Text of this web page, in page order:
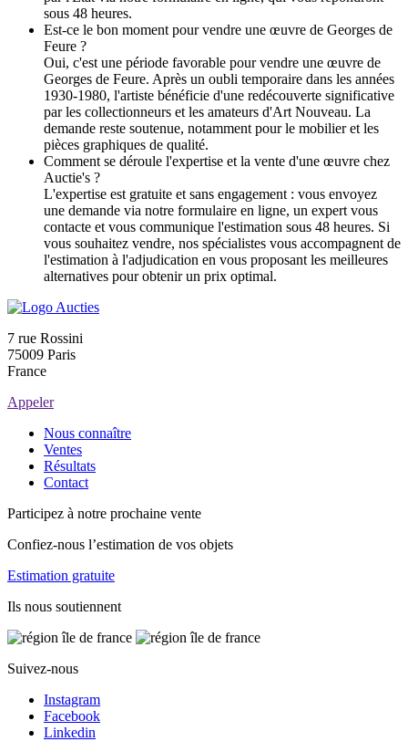
sous 48 heures.
Est-ce le bon moment pour vendre une œuvre de Georges de
Feure ?
Oui, c'est une période favorable pour vendre une œuvre de
Georges de Feure. Après un oubli temporaire dans les années
1930-1980, l'artiste bénéficie d'une redécouverte significative
par les collectionneurs et les amateurs d'Art Nouveau. La
demande reste soutenue, notamment pour le mobilier et les
pièces graphiques de qualité.
Comment se déroule l'expertise et la vente d'une œuvre chez
Auctie's ?
L'expertise est gratuite et sans engagement : vous envoyez
une demande via notre formulaire en ligne, un expert vous
contacte et vous communique l'estimation sous 48 heures. Si
vous souhaitez vendre, nos spécialistes vous accompagnent de
l'estimation à l'adjudication en vous proposant les meilleures
alternatives pour obtenir un prix optimal.
7 rue Rossini
75009 Paris
France
Appeler
Nous connaître
Ventes
Résultats
Contact
Participez à notre prochaine vente
Confiez-nous l’estimation de vos objets
Estimation gratuite
Ils nous soutiennent
Suivez-nous
Instagram
Facebook
Linkedin